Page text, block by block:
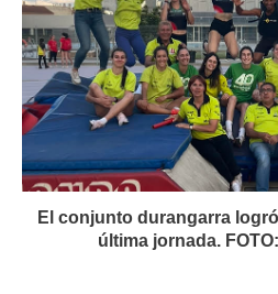
El conjunto durangarra
última jornada.